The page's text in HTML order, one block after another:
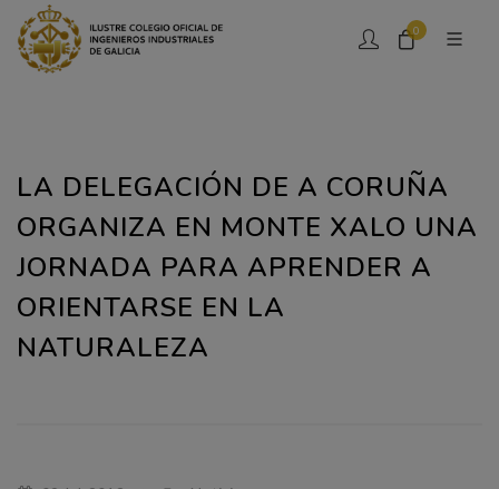
0
LA DELEGACIÓN DE A CORUÑA
ORGANIZA EN MONTE XALO UNA
JORNADA PARA APRENDER A
ORIENTARSE EN LA
NATURALEZA